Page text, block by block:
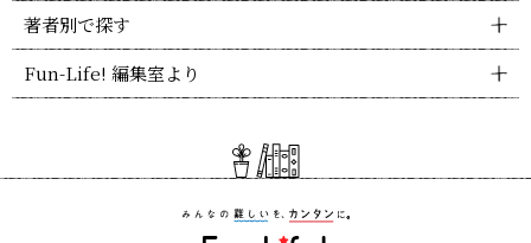
著者別で探す
Fun-Life! 編集室より